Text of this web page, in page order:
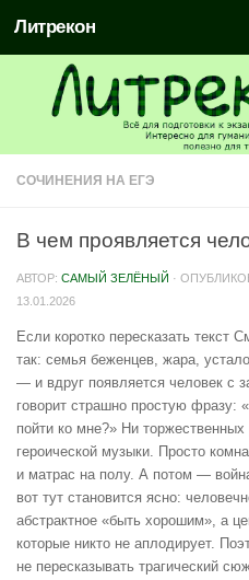
Литрекон
СОЧИНЕНИЯ НА ЕГЭ
В чем проявляется
АВТОР: САМЫЙ ЗЕЛЁНЫЙ ·
13.01.2026
Если коротко пересказать текст
так: семья беженцев, жара,
— и вдруг появляется человек с
говорит страшно простую фразу:
пойти ко мне?» Ни
героической музыки. Просто
и матрас на полу. А потом —
вот тут становится ясно:
абстрактное «быть хорошим», а
которые никто не аплодирует.
не пересказывать трагический